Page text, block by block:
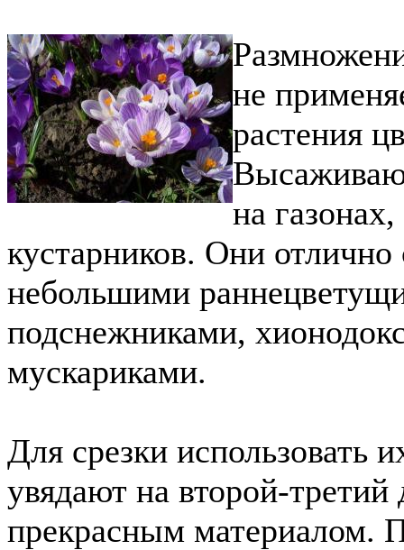
не
растения
на
кустарников. Они
небольшими
подснежниками,
мускариками.
Для срезки использовать
увядают на второй-третий
прекрасным материалом.